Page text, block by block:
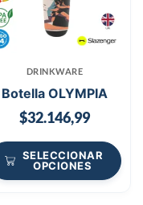
DRINKWARE
Botella OLYMPIA
$32.146,99
SELECCIONAR
OPCIONES